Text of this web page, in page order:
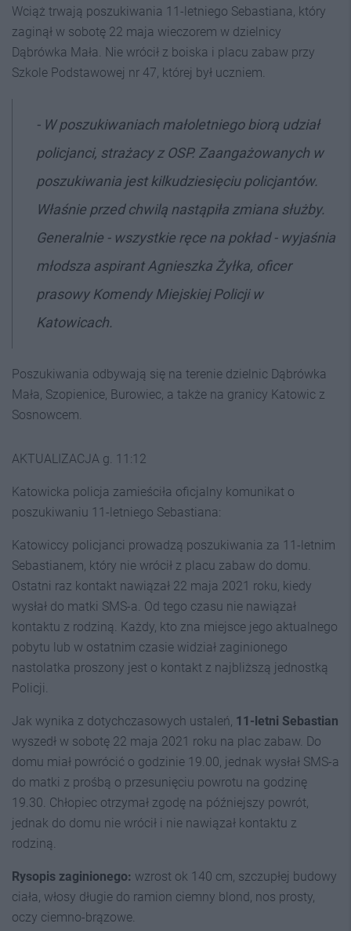
Wciąż trwają poszukiwania 11-letniego Sebastiana, który
zaginął w sobotę 22 maja wieczorem w dzielnicy
Dąbrówka Mała. Nie wrócił z boiska i placu zabaw przy
Szkole Podstawowej nr 47, której był uczniem.
- W poszukiwaniach małoletniego biorą udział
policjanci, strażacy z OSP. Zaangażowanych w
poszukiwania jest kilkudziesięciu policjantów.
Właśnie przed chwilą nastąpiła zmiana służby.
Generalnie - wszystkie ręce na pokład - wyjaśnia
młodsza aspirant Agnieszka Żyłka, oficer
prasowy Komendy Miejskiej Policji w
Katowicach.
Poszukiwania odbywają się na terenie dzielnic Dąbrówka
Mała, Szopienice, Burowiec, a także na granicy Katowic z
Sosnowcem.
AKTUALIZACJA g. 11:12
Katowicka policja zamieściła oficjalny komunikat o
poszukiwaniu 11-letniego Sebastiana:
Katowiccy policjanci prowadzą poszukiwania za 11-letnim
Sebastianem, który nie wrócił z placu zabaw do domu.
Ostatni raz kontakt nawiązał 22 maja 2021 roku, kiedy
wysłał do matki SMS-a. Od tego czasu nie nawiązał
kontaktu z rodziną. Każdy, kto zna miejsce jego aktualnego
pobytu lub w ostatnim czasie widział zaginionego
nastolatka proszony jest o kontakt z najbliższą jednostką
Policji.
Jak wynika z dotychczasowych ustaleń, 11-letni Sebastian
wyszedł w sobotę 22 maja 2021 roku na plac zabaw. Do
domu miał powrócić o godzinie 19.00, jednak wysłał SMS-a
do matki z prośbą o przesunięciu powrotu na godzinę
19.30. Chłopiec otrzymał zgodę na późniejszy powrót,
jednak do domu nie wrócił i nie nawiązał kontaktu z
rodziną.
Rysopis zaginionego: wzrost ok 140 cm, szczupłej budowy
ciała, włosy długie do ramion ciemny blond, nos prosty,
oczy ciemno-brązowe.